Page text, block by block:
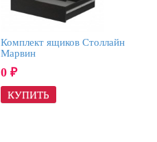
Комплект ящиков Столлайн
Марвин
0 ₽